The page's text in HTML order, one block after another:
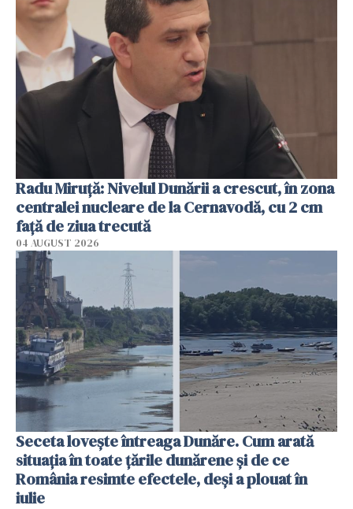
Radu Miruţă: Nivelul Dunării a crescut, în zona
centralei nucleare de la Cernavodă, cu 2 cm
faţă de ziua trecută
04 AUGUST 2026
Seceta lovește întreaga Dunăre. Cum arată
situația în toate țările dunărene și de ce
România resimte efectele, deși a plouat în
iulie